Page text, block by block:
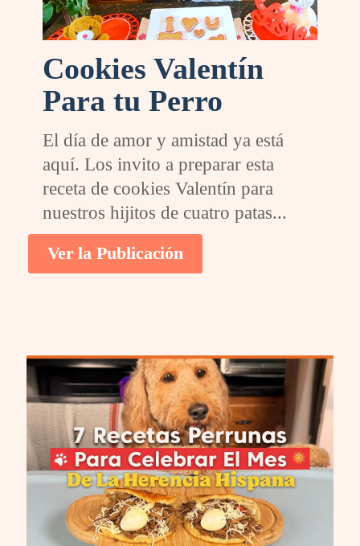
Cookies Valentín
Para tu Perro
El día de amor y amistad ya está
aquí. Los invito a preparar esta
receta de cookies Valentín para
nuestros hijitos de cuatro patas...
Ver la Publicación